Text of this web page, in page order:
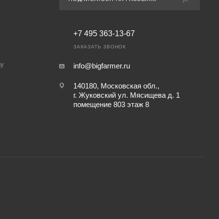
+7 495 363-13-67
ЗАКАЗАТЬ ЗВОНОК
info@bigfarmer.ru
140180, Московская обл.,
г. Жуковский ул. Мясищева д. 1
помещение 803 этаж 8